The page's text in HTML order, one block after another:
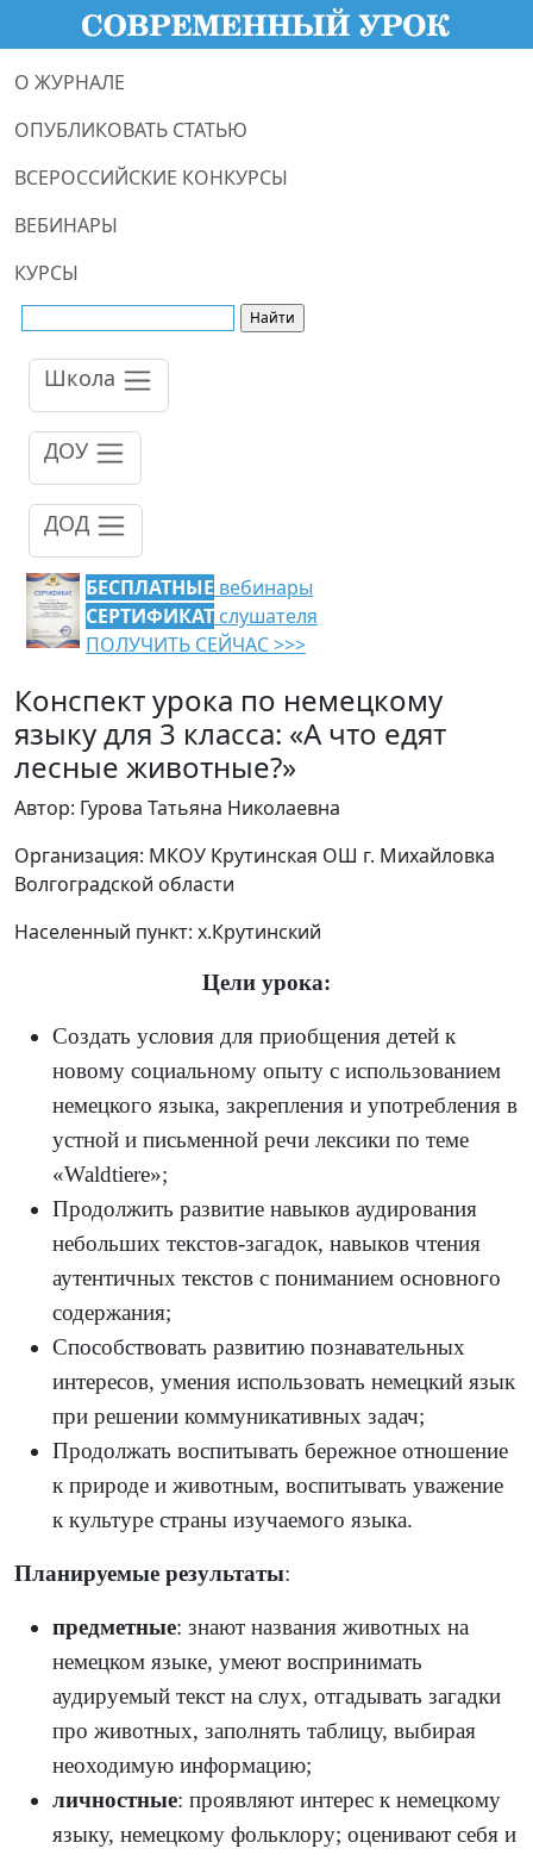
О ЖУРНАЛЕ
ОПУБЛИКОВАТЬ СТАТЬЮ
ВСЕРОССИЙСКИЕ КОНКУРСЫ
ВЕБИНАРЫ
КУРСЫ
Школа
ДОУ
ДОД
БЕСПЛАТНЫЕ вебинары
СЕРТИФИКАТ слушателя
ПОЛУЧИТЬ СЕЙЧАС >>>
Конспект урока по немецкому
языку для 3 класса: «А что едят
лесные животные?»
Автор: Гурова Татьяна Николаевна
Организация: МКОУ Крутинская ОШ г. Михайловка
Волгоградской области
Населенный пункт: х.Крутинский
Цели урока:
Создать условия для приобщения детей к
новому социальному опыту с использованием
немецкого языка, закрепления и употребления в
устной и письменной речи лексики по теме
«Waldtiere»;
Продолжить развитие навыков аудирования
небольших текстов-загадок, навыков чтения
аутентичных текстов с пониманием основного
содержания;
Способствовать развитию познавательных
интересов, умения использовать немецкий язык
при решении коммуникативных задач;
Продолжать воспитывать бережное отношение
к природе и животным, воспитывать уважение
к культуре страны изучаемого языка.
Планируемые результаты:
предметные: знают названия животных на
немецком языке, умеют воспринимать
аудируемый текст на слух, отгадывать загадки
про животных, заполнять таблицу, выбирая
неоходимую информацию;
личностные: проявляют интерес к немецкому
языку, немецкому фольклору; оценивают себя и